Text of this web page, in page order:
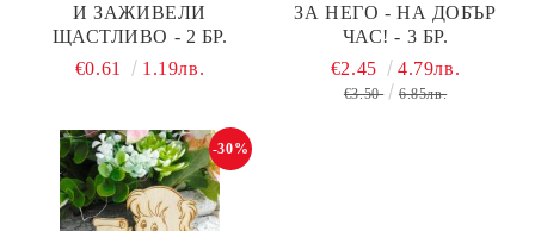
И ЗАЖИВЕЛИ
ЩАСТЛИВО - 2 БР.
€0.61
1.19лв.
ЗА НЕГО - НА ДОБЪР
ЧАС! - 3 БР.
€2.45 4.79лв.
€3.50 6.85лв.
-30%